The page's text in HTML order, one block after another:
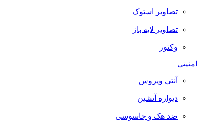
تصاویر استوک
تصاویر لایه باز
وکتور
امنیتی
آنتی ویروس
دیواره آتشین
ضد هک و جاسوسی